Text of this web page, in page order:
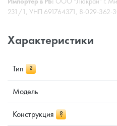
231/1, УНП 691764371, 8-029-362-
Характеристики
Тип ?
Модель
Конструкция ?